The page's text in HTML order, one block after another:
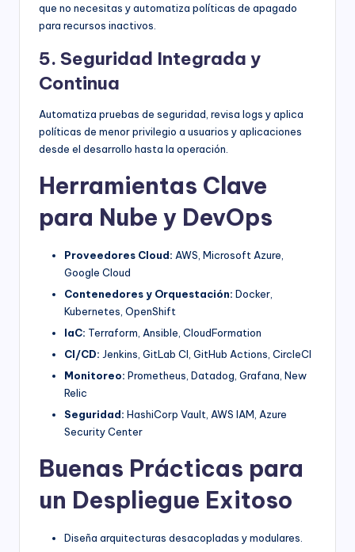
que no necesitas y automatiza políticas de apagado
para recursos inactivos.
5. Seguridad Integrada y
Continua
Automatiza pruebas de seguridad, revisa logs y aplica
políticas de menor privilegio a usuarios y aplicaciones
desde el desarrollo hasta la operación.
Herramientas Clave
para Nube y DevOps
Proveedores Cloud: AWS, Microsoft Azure,
Google Cloud
Contenedores y Orquestación: Docker,
Kubernetes, OpenShift
IaC: Terraform, Ansible, CloudFormation
CI/CD: Jenkins, GitLab CI, GitHub Actions, CircleCI
Monitoreo: Prometheus, Datadog, Grafana, New
Relic
Seguridad: HashiCorp Vault, AWS IAM, Azure
Security Center
Buenas Prácticas para
un Despliegue Exitoso
Diseña arquitecturas desacopladas y modulares.